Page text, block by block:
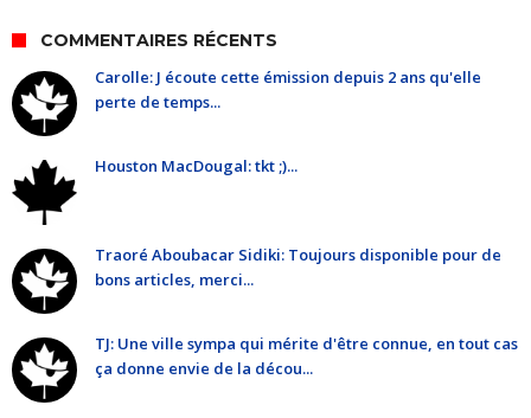
COMMENTAIRES RÉCENTS
Carolle: J écoute cette émission depuis 2 ans qu'elle
perte de temps...
Houston MacDougal: tkt ;)...
Traoré Aboubacar Sidiki: Toujours disponible pour de
bons articles, merci...
TJ: Une ville sympa qui mérite d'être connue, en tout cas
ça donne envie de la décou...